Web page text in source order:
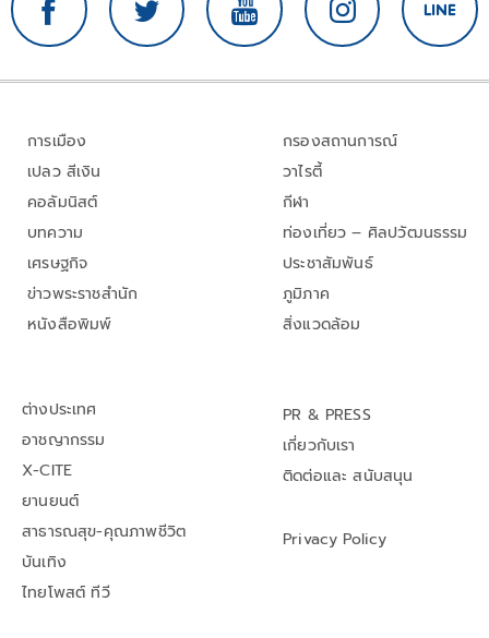
การเมือง
เปลว สีเงิน
คอลัมนิสต์
บทความ
เศรษฐกิจ
ข่าวพระราชสำนัก
หนังสือพิมพ์
กรองสถานการณ์
วาไรตี้
กีฬา
ท่องเที่ยว – ศิลปวัฒนธรรม
ประชาสัมพันธ์
ภูมิภาค
สิ่งแวดล้อม
ต่างประเทศ
อาชญากรรม
X-CITE
ยานยนต์
สาธารณสุข-คุณภาพชีวิต
บันเทิง
ไทยโพสต์ ทีวี
PR & PRESS
เกี่ยวกับเรา
ติดต่อและ สนับสนุน
Privacy Policy